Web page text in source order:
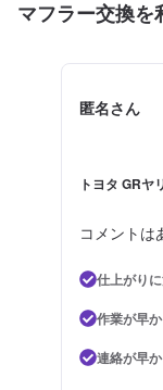
マフラー交換を
匿名さん
トヨタ GRヤ
コメントは
仕上がり
作業が早
連絡が早